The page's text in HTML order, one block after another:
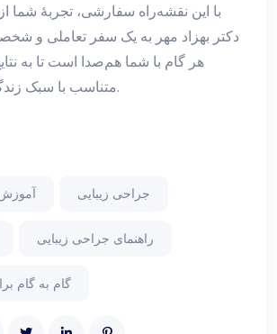
با این نقشه‌راه سفارشی، تجربهٔ شما
دکتر بهزاد مهر به یک سفر تعاملی و
هر گام با شما هم‌صدا است تا به
متناسب با سبک زندگی‌تان دست یابید.
جراحی زیبایی
راهنمای جراحی زیبایی
گام به گام